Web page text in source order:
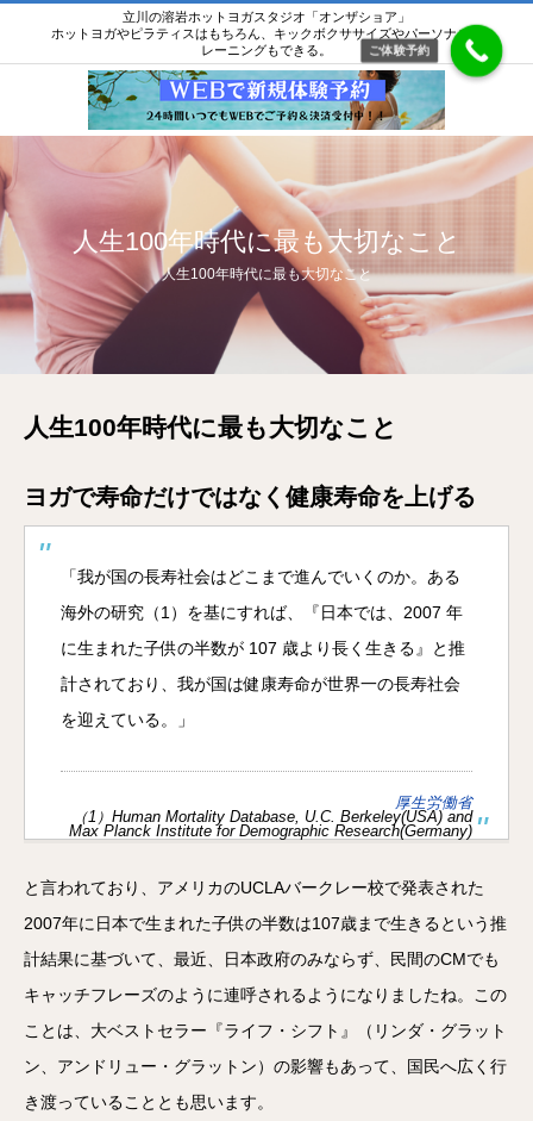
立川の溶岩ホットヨガスタジオ「オンザショア」
ホットヨガやピラティスはもちろん、キックボクササイズやパーソナルト
レーニングもできる。
人生100年時代に最も大切なこと
人生100年時代に最も大切なこと
人生100年時代に最も大切なこと
ヨガで寿命だけではなく健康寿命を上げる
「我が国の長寿社会はどこまで進んでいくのか。ある
海外の研究（1）を基にすれば、『日本では、2007 年
に生まれた子供の半数が 107 歳より長く生きる』と推
計されており、我が国は健康寿命が世界一の長寿社会
を迎えている。」
厚生労働省
（1）Human Mortality Database, U.C. Berkeley(USA) and
Max Planck Institute for Demographic Research(Germany)
と言われており、アメリカのUCLAバークレー校で発表された
2007年に日本で生まれた子供の半数は107歳まで生きるという推
計結果に基づいて、最近、日本政府のみならず、民間のCMでも
キャッチフレーズのように連呼されるようになりましたね。この
ことは、大ベストセラー『ライフ・シフト』（リンダ・グラット
ン、アンドリュー・グラットン）の影響もあって、国民へ広く行
き渡っていることとも思います。
ご体験予約